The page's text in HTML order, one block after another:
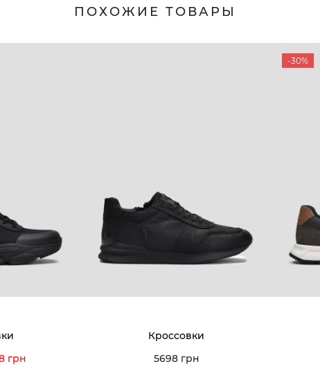
ПОХОЖИЕ ТОВАРЫ
грн
Кроссовки
5698 грн
-30%